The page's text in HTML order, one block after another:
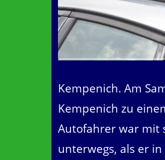
Kempenich. Am
Kempenich zu
Autofahrer war mit
unterwegs, als er